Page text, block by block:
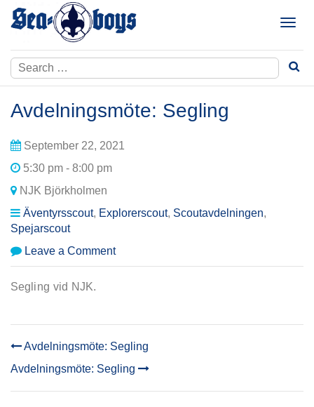
Skip
T
g
l
Search
for:
Avdelningsmöte: Segling
September 22, 2021
5:30 pm - 8:00 pm
NJK Björkholmen
Äventyrsscout, Explorerscout, Scoutavdelningen,
Spejarscout
Leave a Commenton
Avdelningsmöte:
Segling vid NJK.
POST
NAVIGATION
Avdelningsmöte: Segling
Avdelningsmöte: Segling